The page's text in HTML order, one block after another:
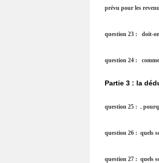
prévu pour les
question 23 : doit-on
question 24 :
Partie 3 : la
question 25 : .
question 26 : quels
question 27 : quels